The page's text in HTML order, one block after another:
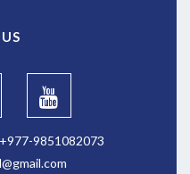
+977-9851082073